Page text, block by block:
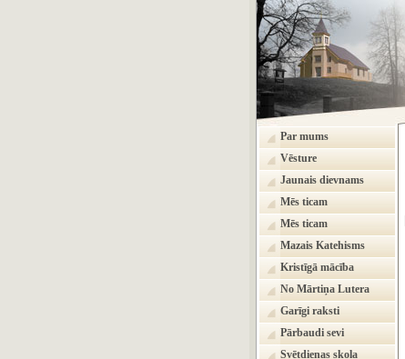
Par mums
Vēsture
Jaunais dievnams
Mēs ticam
Mēs ticam
Mazais Katehisms
Kristīgā mācība
No Mārtiņa Lutera
Garīgi raksti
Pārbaudi sevi
Svētdienas skola